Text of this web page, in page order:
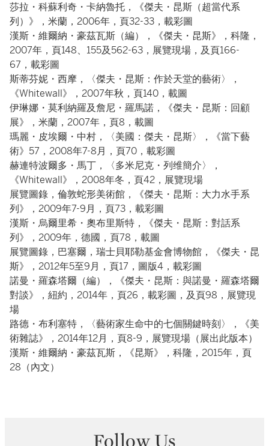
莎拉・科蘇利奇・卡納魯托，《傑夫・昆斯（超當代系
列）》，米蘭，2006年，頁32-33，載彩圖
漢斯・維爾納・豪茲瓦斯（編），《傑夫・昆斯》，科隆，
2007年，頁148、155及562-63，展覽現場，及頁166-
67，載彩圖
斯蒂芬妮・西摩，〈傑夫・昆斯：作於天堂的藝術〉，
《Whitewall》，2007年秋，頁140，載圖
伊琳娜・莫利納羅及詹尼・羅馬諾，《傑夫・昆斯：回顧
展》，米蘭，2007年，頁8，載圖
瑪麗・皮埃爾・中村，〈美國：傑夫・昆斯〉，《當下藝
術》57，2008年7-8月，頁70，載彩圖
赫連特波爾多・馬丁，〈多米尼克・列维簡介〉，
《Whitewall》，2008年冬，頁42，展覽現場
展覽圖錄，倫敦蛇形美術館，《傑夫・昆斯：大力水手系
列》，2009年7-9月，頁73，載彩圖
漢斯・烏爾里希・奧布里斯特，《傑夫・昆斯：對話系
列》，2009年，德國，頁78，載圖
展覽圖錄，巴塞爾，瑞士貝耶勒基金會博物館，《傑夫・昆
斯》，2012年5至9月，頁17，圖版4，載彩圖
諾曼・羅森塔爾（編），《傑夫・昆斯：與諾曼・羅森塔爾
對談》，紐約，2014年，頁26，載彩圖，及頁98，展覽現
場
路德・布利塞特，〈藝術家生命中的七個關鍵時刻〉，《美
術雜誌》，2014年12月，頁8-9，展覽現場（展出此版本）
漢斯・維爾納・豪茲瓦斯，《昆斯》，科隆，2015年，頁
28（內文）
Follow Us